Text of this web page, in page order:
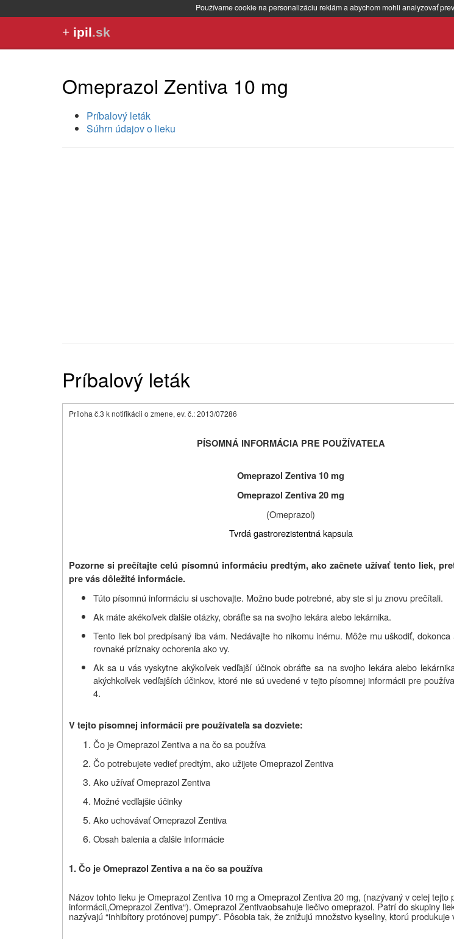
Používame cookie na personalizáciu reklám a abychom mohli analyzovať
+ ipil.sk
Omeprazol Zentiva 10 mg
Príbalový leták
Súhrn údajov o lieku
Príbalový leták
Príloha č.3 k notifikácii o zmene, ev. č.: 2013/07286
PÍSOMNÁ INFORMÁCIA PRE POUŽÍVATEĽA
Omeprazol Zentiva 10 mg
Omeprazol Zentiva 20 mg
(Omeprazol)
Tvrdá gastrorezistentná kapsula
Pozorne si prečítajte celú písomnú informáciu predtým, ako začnete užívať tento liek,
pre vás dôležité informácie.
Túto písomnú informáciu si uschovajte. Možno bude potrebné, aby ste si ju znovu prečítali.
Ak máte akékoľvek ďalšie otázky, obráťte sa na svojho lekára alebo lekárnika.
Tento liek bol predpísaný iba vám. Nedávajte ho nikomu inému. Môže mu uškodiť, dokonca
rovnaké príznaky ochorenia ako vy.
Ak sa u vás vyskytne akýkoľvek vedľajší účinok obráťte sa na svojho lekára alebo
akýchkoľvek vedľajších účinkov, ktoré nie sú uvedené v tejto písomnej informácii pre
4.
V tejto písomnej informácii pre používateľa sa dozviete:
Čo je Omeprazol Zentiva a na čo sa používa
Čo potrebujete vedieť predtým, ako užijete Omeprazol Zentiva
Ako užívať Omeprazol Zentiva
Možné vedľajšie účinky
Ako uchovávať Omeprazol Zentiva
Obsah balenia a ďalšie informácie
1. Čo je Omeprazol Zentiva a na čo sa používa
Názov tohto lieku je Omeprazol Zentiva 10 mg aOmeprazol Zentiva 20 mg, (nazývaný v celej tejto
informácii„Omeprazol Zentiva“). Omeprazol Zentivaobsahuje liečivo omeprazol. Patrí do skupiny
nazývajú “inhibítory protónovej pumpy”. Pôsobia tak, že znižujú množstvo kyseliny, ktorú produkuje